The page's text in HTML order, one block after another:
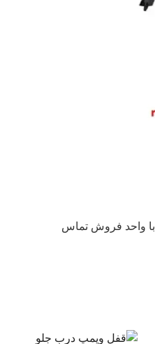
با واحد فروش تماس